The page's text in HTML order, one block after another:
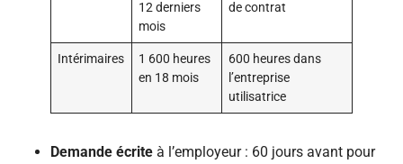
12 derniers
mois
de contrat
Intérimaires
1 600 heures
en 18 mois
600 heures dans
l’entreprise
utilisatrice
Demande écrite à l’employeur : 60 jours avant pour